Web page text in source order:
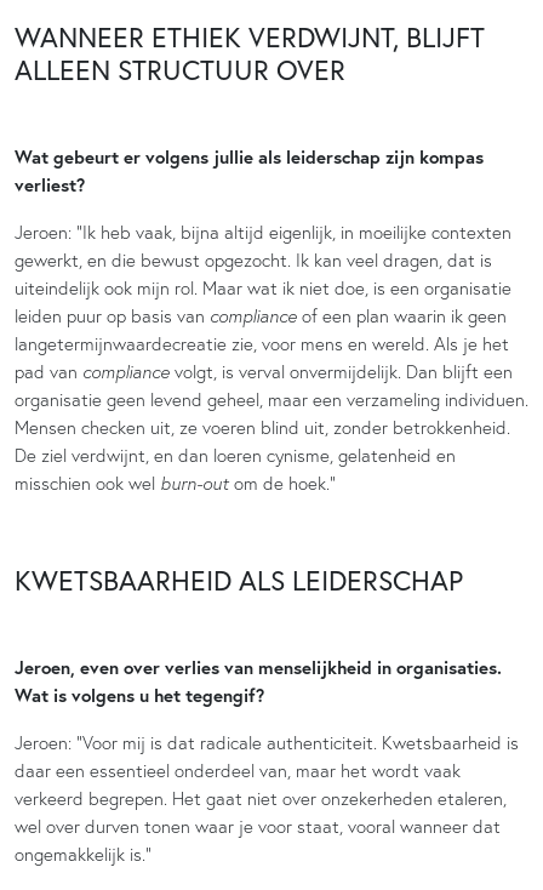
WANNEER ETHIEK VERDWIJNT, BLIJFT
ALLEEN STRUCTUUR OVER
Wat gebeurt er volgens jullie als leiderschap zijn kompas
verliest?
Jeroen: “Ik heb vaak, bijna altijd eigenlijk, in moeilijke contexten
gewerkt, en die bewust opgezocht. Ik kan veel dragen, dat is
uiteindelijk ook mijn rol. Maar wat ik niet doe, is een organisatie
leiden puur op basis van compliance of een plan waarin ik geen
langetermijnwaardecreatie zie, voor mens en wereld. Als je het
pad van compliance volgt, is verval onvermijdelijk. Dan blijft een
organisatie geen levend geheel, maar een verzameling individuen.
Mensen checken uit, ze voeren blind uit, zonder betrokkenheid.
De ziel verdwijnt, en dan loeren cynisme, gelatenheid en
misschien ook wel burn-out om de hoek.”
KWETSBAARHEID ALS LEIDERSCHAP
Jeroen, even over verlies van menselijkheid in organisaties.
Wat is volgens u het tegengif?
Jeroen: “Voor mij is dat radicale authenticiteit. Kwetsbaarheid is
daar een essentieel onderdeel van, maar het wordt vaak
verkeerd begrepen. Het gaat niet over onzekerheden etaleren,
wel over durven tonen waar je voor staat, vooral wanneer dat
ongemakkelijk is.”